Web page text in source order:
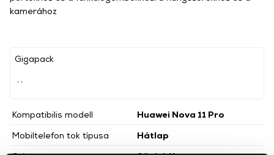
Gigapack
Kompatibilis modell
Huawei Nova 11 Pro
Mobiltelefon tok típusa
Hátlap
kamerához